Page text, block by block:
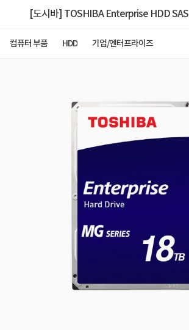
[도시바] TOSHIBA Enterprise HDD SAS 18TB
컴퓨터 부품 HDD 기업/엔터프라이즈